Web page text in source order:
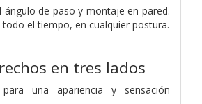
ángulo de paso y montaje en pared.
el tiempo, en cualquier postura.
en tres lados
una apariencia y sensación